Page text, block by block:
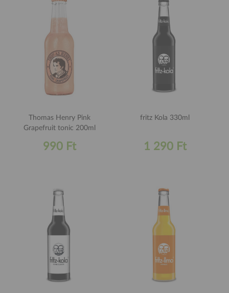
Thomas Henry Pink
Grapefruit tonic 200ml
990 Ft
fritz Kola 330ml
1 290 Ft